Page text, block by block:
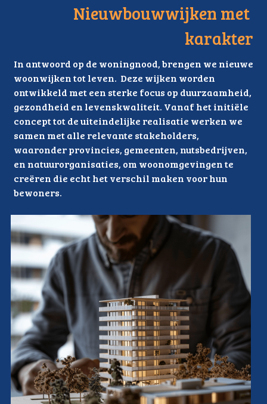
Nieuwbouwwijken met
karakter
In antwoord op de woningnood, brengen we nieuwe
woonwijken tot leven.  Deze wijken worden
ontwikkeld met een sterke focus op duurzaamheid,
gezondheid en levenskwaliteit. Vanaf het initiële
concept tot de uiteindelijke realisatie werken we
samen met alle relevante stakeholders,
waaronder provincies, gemeenten, nutsbedrijven,
en natuurorganisaties, om woonomgevingen te
creëren die echt het verschil maken voor hun
bewoners.